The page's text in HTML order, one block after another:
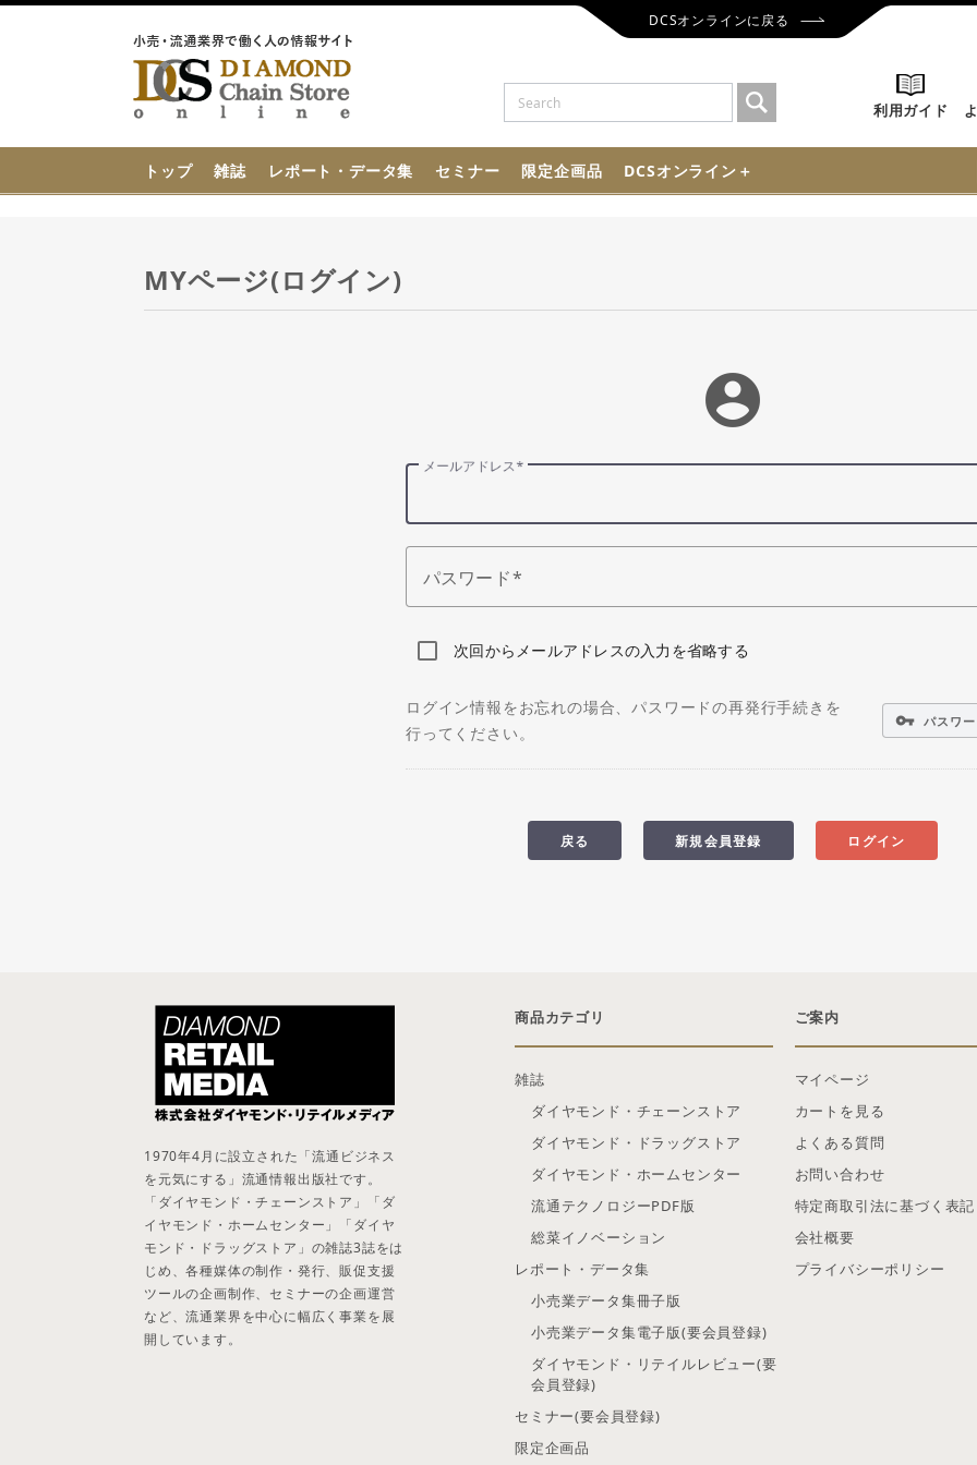
DCSオンラインに戻る
利用ガイド
トップ 雑誌 レポート・データ集 セミナー 限定企画品 DCSオンライン＋
MYページ(ログイン)
account_circle
メールアドレス
パスワード
次回からメールアドレスの入力を省略する
ログイン情報をお忘れの場合、パスワードの再発行手続きを
行ってください。
vpn_key パスワ
ログイン
新規会員登録
戻る
商品カテゴリ
雑誌
ダイヤモンド・チェーンストア
ダイヤモンド・ドラッグストア
ダイヤモンド・ホームセンター
流通テクノロジーPDF版
総菜イノベーション
レポート・データ集
小売業データ集冊子版
小売業データ集電子版(要会員登録)
ダイヤモンド・リテイルレビュー(要
会員登録)
セミナー(要会員登録)
限定企画品
ご案内
マイページ
カートを見る
よくある質問
お問い合わせ
特定商取引法に基づく表記
会社概要
プライバシーポリシー
1970年4月に設立された「流通ビジネス
を元気にする」流通情報出版社です。
「ダイヤモンド・チェーンストア」「ダ
イヤモンド・ホームセンター」「ダイヤ
モンド・ドラッグストア」の雑誌3誌をは
じめ、各種媒体の制作・発行、販促支援
ツールの企画制作、セミナーの企画運営
など、流通業界を中心に幅広く事業を展
開しています。